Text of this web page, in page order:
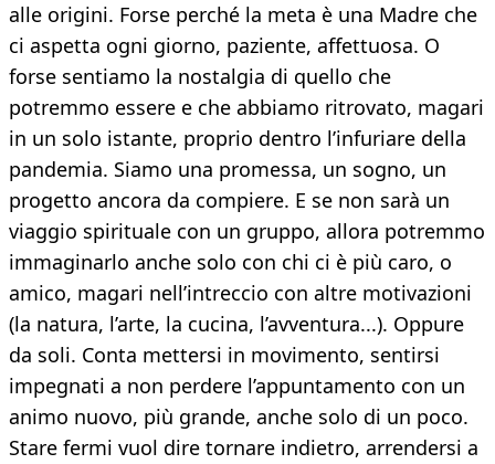
alle origini. Forse perché la meta è una Madre che
ci aspetta ogni giorno, paziente, affettuosa. O
forse sentiamo la nostalgia di quello che
potremmo essere e che abbiamo ritrovato, magari
in un solo istante, proprio dentro l’infuriare della
pandemia. Siamo una promessa, un sogno, un
progetto ancora da compiere. E se non sarà un
viaggio spirituale con un gruppo, allora potremmo
immaginarlo anche solo con chi ci è più caro, o
amico, magari nell’intreccio con altre motivazioni
(la natura, l’arte, la cucina, l’avventura...). Oppure
da soli. Conta mettersi in movimento, sentirsi
impegnati a non perdere l’appuntamento con un
animo nuovo, più grande, anche solo di un poco.
Stare fermi vuol dire tornare indietro, arrendersi a